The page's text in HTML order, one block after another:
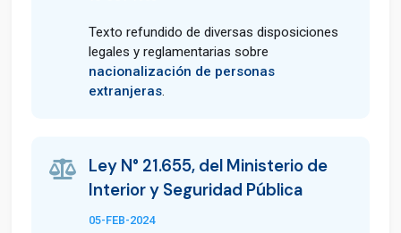
Texto refundido de diversas disposiciones
legales y reglamentarias sobre
nacionalización de personas
extranjeras.
Ley N° 21.655, del Ministerio de
Interior y Seguridad Pública
05-FEB-2024